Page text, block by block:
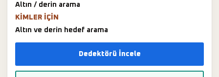
Altın / derin arama
KIMLER IÇIN
Altın ve derin hedef arama
Dedektörü İncele